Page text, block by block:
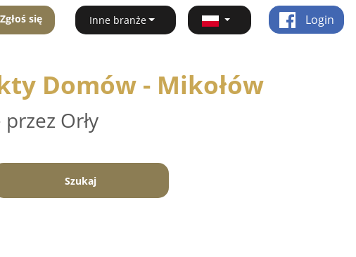
Zgłoś się Inne branże Login
Domów - Mikołów
Orły
Szukaj